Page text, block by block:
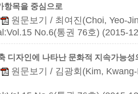
항목을 중심으로
원문보기
/ 최여진(Choi, Yeo-
No.6(통권 76호) (2015-
디자인에 나타난 문화적 지속가능성
원문보기
/ 김광회(Kim,